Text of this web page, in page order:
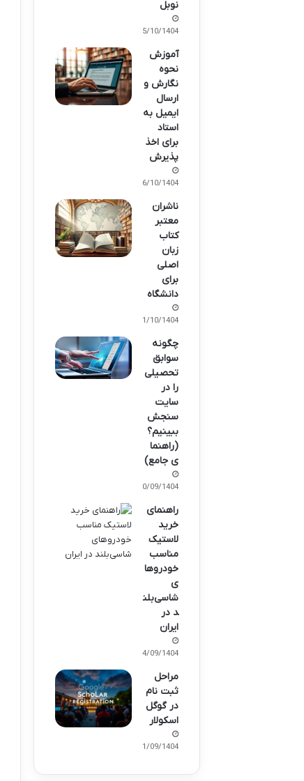
نوبل
15/10/1404
آموزش
نحوه
نگارش و
ارسال
ایمیل به
استاد
برای اخذ
پذیرش
06/10/1404
ناشران
معتبر
کتاب
زبان
اصلی
برای
دانشگاه
01/10/1404
چگونه
سوابق
تحصیلی
را در
سایت
سنجش
ببینیم؟
(راهنما
ی جامع)
30/09/1404
راهنمای
خرید
لاستیک
مناسب
خودروها
ی
شاسی‌بلن
د در
ایران
24/09/1404
مراحل
ثبت نام
در گوگل
اسکولار
21/09/1404